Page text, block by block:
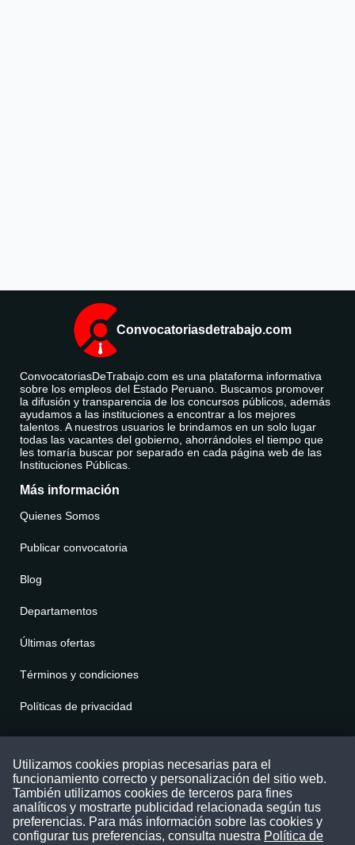
Convocatoriasdetrabajo.com
ConvocatoriasDeTrabajo.com es una plataforma informativa
sobre los empleos del Estado Peruano. Buscamos promover
la difusión y transparencia de los concursos públicos, además
ayudamos a las instituciones a encontrar a los mejores
talentos. A nuestros usuarios le brindamos en un solo lugar
todas las vacantes del gobierno, ahorrándoles el tiempo que
les tomaría buscar por separado en cada página web de las
Instituciones Públicas.
Más información
Quienes Somos
Publicar convocatoria
Blog
Departamentos
Últimas ofertas
Términos y condiciones
Políticas de privacidad
Puede comunicarse con nosotros a través
nuestras redes sociales o del correo:
contacto@convocatoriasdetrabajo.com
Siguenos en:
Utilizamos cookies propias necesarias para el
funcionamiento correcto y personalización del sitio web.
También utilizamos cookies de terceros para fines
analíticos y mostrarte publicidad relacionada según tus
preferencias. Para más información sobre las cookies y
configurar tus preferencias, consulta nuestra Política de